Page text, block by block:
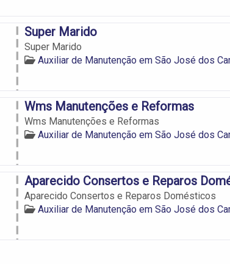
Super Marido
Super Marido
Auxiliar de Manutenção em São José dos
Wms Manutenções e Reformas
Wms Manutenções e Reformas
Auxiliar de Manutenção em São José dos
Aparecido Consertos e Reparos
Aparecido Consertos e Reparos Domésticos
Auxiliar de Manutenção em São José dos